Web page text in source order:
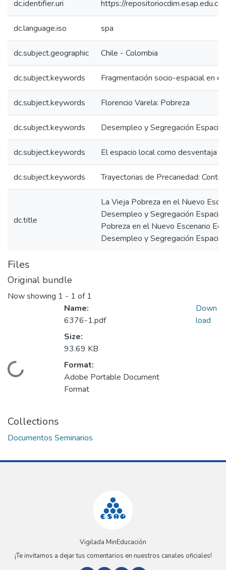
dc.identifier.uri https://
dc.language.iso spa
dc.subject.geographic Chile - Colombia
dc.subject.keywords Fragmentación socio-espacial en
dc.subject.keywords Florencio Varela: Pobreza
dc.subject.keywords Desempleo y Segregación Espacial
dc.subject.keywords El espacio local como desventaja
dc.subject.keywords Trayectorias de Precariedad:
dc.title
La Vieja Pobreza en el Nuevo
Desempleo y Segregación
Pobreza en el Nuevo Escenario
Desempleo y Segregación
Files
Original bundle
Now showing 1 - 1 of 1
Loading...
Name:
6376-1.pdf
Size:
93.69 KB
Format:
Adobe Portable Document
Format
Down
load
Collections
Documentos Seminarios
Vigilada MinEducación
¡Te invitamos a dejar tus comentarios en nuestros canales oficiales!